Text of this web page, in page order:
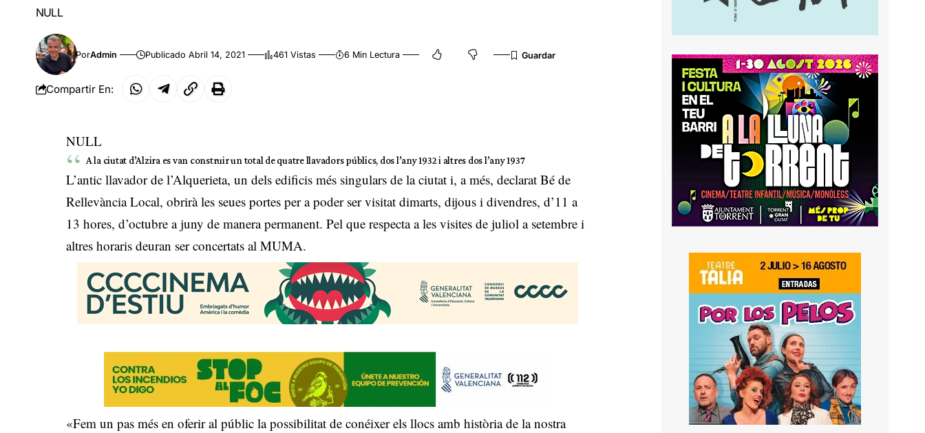
NULL
PorAdmin Publicado Abril 14, 2021 461 Vistas 6 Min Lectura
Compartir En:
NULL
A la ciutat d’Alzira es van construir un total de quatre llavadors públics, dos l’any 1932 i altres dos l’any 1937
L’antic llavador de l’Alquerieta, un dels edificis més singulars de la ciutat i, a més, declarat Bé de
Rellevància Local, obrirà les seues portes per a poder ser visitat dimarts, dijous i divendres, d’11 a
13 hores, d’octubre a juny de manera permanent. Pel que respecta a les visites de juliol a setembre i
altres horaris deuran ser concertats al MUMA.
«Fem un pas més en oferir al públic la possibilitat de conéixer els llocs amb història de la nostra